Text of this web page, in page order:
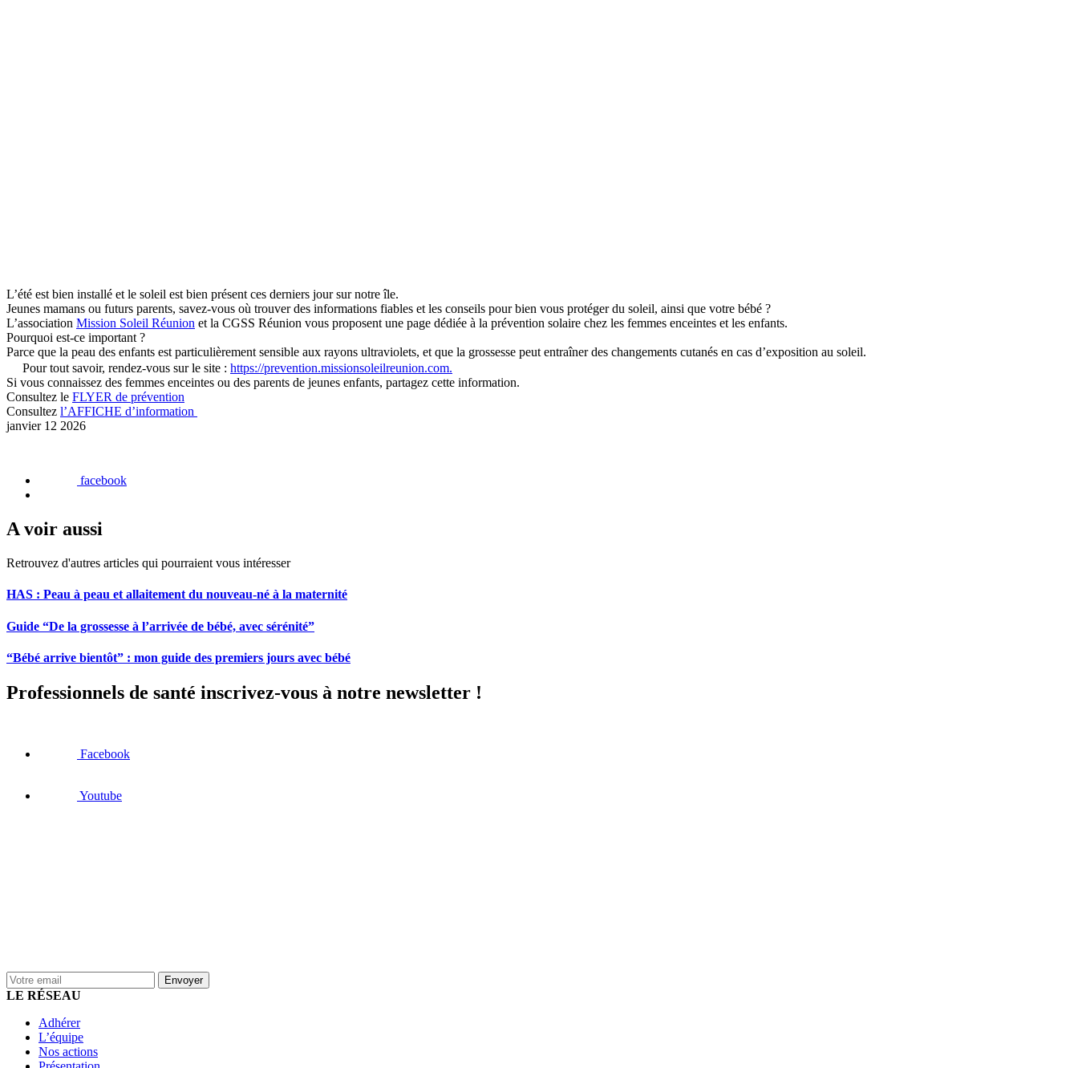
L’été est bien installé et le soleil est bien présent ces derniers jour sur notre île.
Jeunes mamans ou futurs parents, savez-vous où trouver des informations fiables et les conseils pour bien vous protéger du soleil, ainsi que votre bébé ?
L’association Mission Soleil Réunion et la CGSS Réunion vous proposent une page dédiée à la prévention solaire chez les femmes enceintes et les enfants.
Pourquoi est-ce important ?
Parce que la peau des enfants est particulièrement sensible aux rayons ultraviolets, et que la grossesse peut entraîner des changements cutanés en cas d’exposition au soleil.
Pour tout savoir, rendez-vous sur le site : https://prevention.missionsoleilreunion.com.
Si vous connaissez des femmes enceintes ou des parents de jeunes enfants, partagez cette information.
Consultez le FLYER de prévention
Consultez l’AFFICHE d’information
janvier 12 2026
facebook
A voir aussi
Retrouvez d'autres articles qui pourraient vous intéresser
HAS : Peau à peau et allaitement du nouveau-né à la maternité
Guide “De la grossesse à l’arrivée de bébé, avec sérénité”
“Bébé arrive bientôt” : mon guide des premiers jours avec bébé
Professionnels de santé inscrivez-vous à notre newsletter !
Facebook
Youtube
LE RÉSEAU
Adhérer
L’équipe
Nos actions